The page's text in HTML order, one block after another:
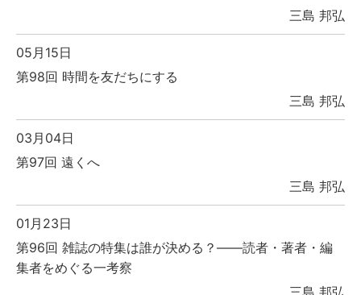
三島 邦弘
05月15日
第98回 時間を友だちにする
三島 邦弘
03月04日
第97回 遠くへ
三島 邦弘
01月23日
第96回 雑誌の特集は誰が決める？――読者・著者・編
集者をめぐる一考察
三島 邦弘